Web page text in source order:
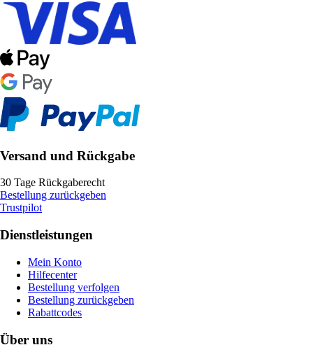
Versand und Rückgabe
30 Tage Rückgaberecht
Bestellung zurückgeben
Trustpilot
Dienstleistungen
Mein Konto
Hilfecenter
Bestellung verfolgen
Bestellung zurückgeben
Rabattcodes
Über uns